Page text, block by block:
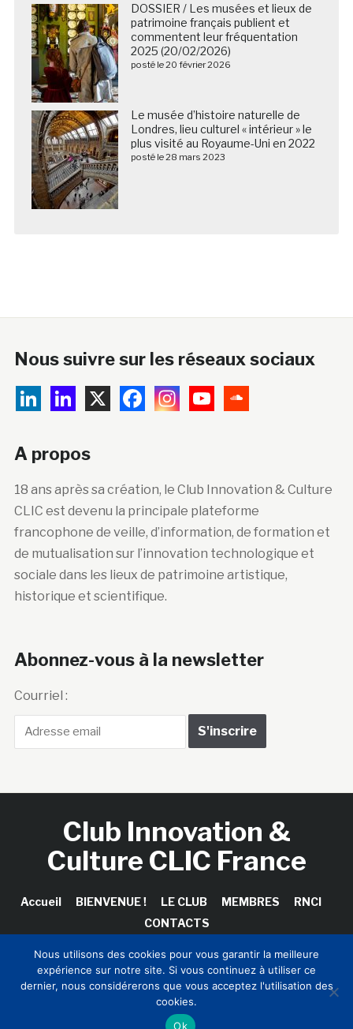
DOSSIER / Les musées et lieux de
patrimoine français publient et
commentent leur fréquentation
2025 (20/02/2026)
posté le 20 février 2026
Le musée d’histoire naturelle de
Londres, lieu culturel « intérieur » le
plus visité au Royaume-Uni en 2022
posté le 28 mars 2023
Nous suivre sur les réseaux sociaux
A propos
18 ans après sa création, le Club Innovation & Culture
CLIC est devenu la principale plateforme
francophone de veille, d’information, de formation et
de mutualisation sur l’innovation technologique et
sociale dans les lieux de patrimoine artistique,
historique et scientifique.
Abonnez-vous à la newsletter
Courriel :
Club Innovation &
Culture CLIC France
Accueil BIENVENUE ! LE CLUB MEMBRES
RNCI
CONTACTS
Copyright © 2026 Club Innovation & Culture CLIC France /
Sinapses Conseils
Nous utilisons des cookies pour vous garantir la meilleure
expérience sur notre site. Si vous continuez à utiliser ce
dernier, nous considérerons que vous acceptez l'utilisation des
cookies.
Ok